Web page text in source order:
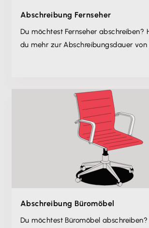
Abschreibung Fernseher
Du möchtest Fernseher abschreiben?
du mehr zur Abschreibungsdauer von
Abschreibung Büromöbel
Du möchtest Büromöbel